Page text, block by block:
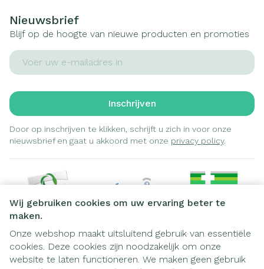
Wij gebruiken cookies om uw ervaring beter te
maken.
Onze webshop maakt uitsluitend gebruik van essentiële
cookies. Deze cookies zijn noodzakelijk om onze
website te laten functioneren. We maken geen gebruik
Nieuwsbrief
Blijf op de hoogte van nieuwe producten en promoties
E-mail adres
Inschrijven
Door op inschrijven te klikken, schrijft u zich in voor onze
nieuwsbrief en gaat u akkoord met onze privacy policy.
Juridische links